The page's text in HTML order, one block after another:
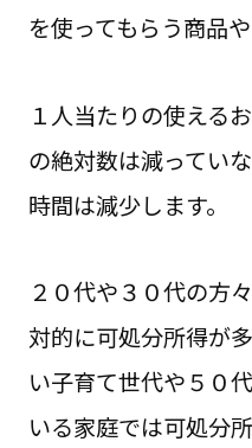
を使ってもらう商品
１人当たりの使える
の絶対数は減ってい
時間は減少します。
２０代や３０代の方
対的に可処分所得が
い子育て世代や５０
いる家庭では可処分